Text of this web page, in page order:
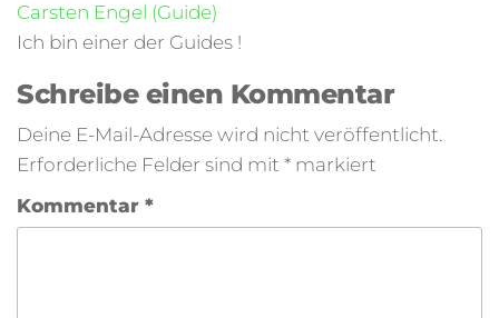
Carsten Engel (Guide)
Ich bin einer der Guides !
Schreibe einen Kommentar
Deine E-Mail-Adresse wird nicht veröffentlicht.
Erforderliche Felder sind mit * markiert
Kommentar *